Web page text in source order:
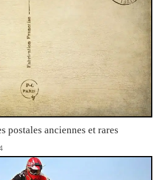
postales anciennes et rares